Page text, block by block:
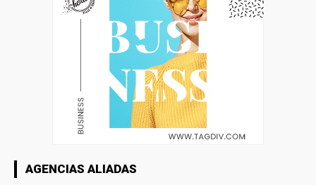
AGENCIAS ALIADAS